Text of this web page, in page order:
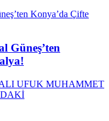
Güneş’ten